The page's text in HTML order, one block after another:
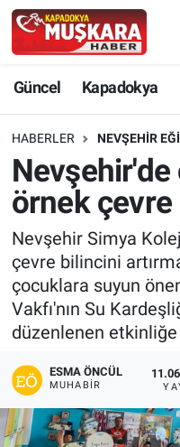
Güncel Kapadokya
HABERLER NEVŞEHIR
örnek çevre
Nevşehir Simya
çevre bilincini
çocuklara suyun
Vakfı'nın Su
düzenlenen etkinliğe
ESMA ÖNCÜL
MUHABIR
Güncel
SEÇİM
Muşkara Özel
Ekonomi
Kapadokya
Turizm
Kültür - Sanat
Yaşam
Nevşehir Hava
Nevşehir Trafik
Süper Lig Puan
Tüm Manşetler
Son Dakika
Haber Arşivi